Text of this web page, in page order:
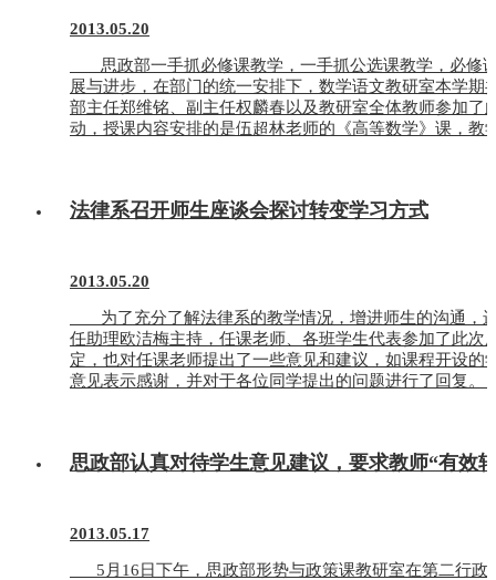
2013.05.20
思政部一手抓必修课教学，一手抓公选课教学，必修
展与进步，在部门的统一安排下，数学语文教研室本学
部主任郑维铭、副主任权麟春以及教研室全体教师参
动，授课内容安排的是伍超林老师的《高等数学》课，教
法律系召开师生座谈会探讨转变学习方式
2013.05.20
为了充分了解法律系的教学情况，增进师生的沟通，
任助理欧洁梅主持，任课老师、各班学生代表参加了
定，也对任课老师提出了一些意见和建议，如课程开设
意见表示感谢，并对于各位同学提出的问题进行了回
思政部认真对待学生意见建议，要求教师“有效
2013.05.17
5月16日下午，思政部形势与政策课教研室在第二行政